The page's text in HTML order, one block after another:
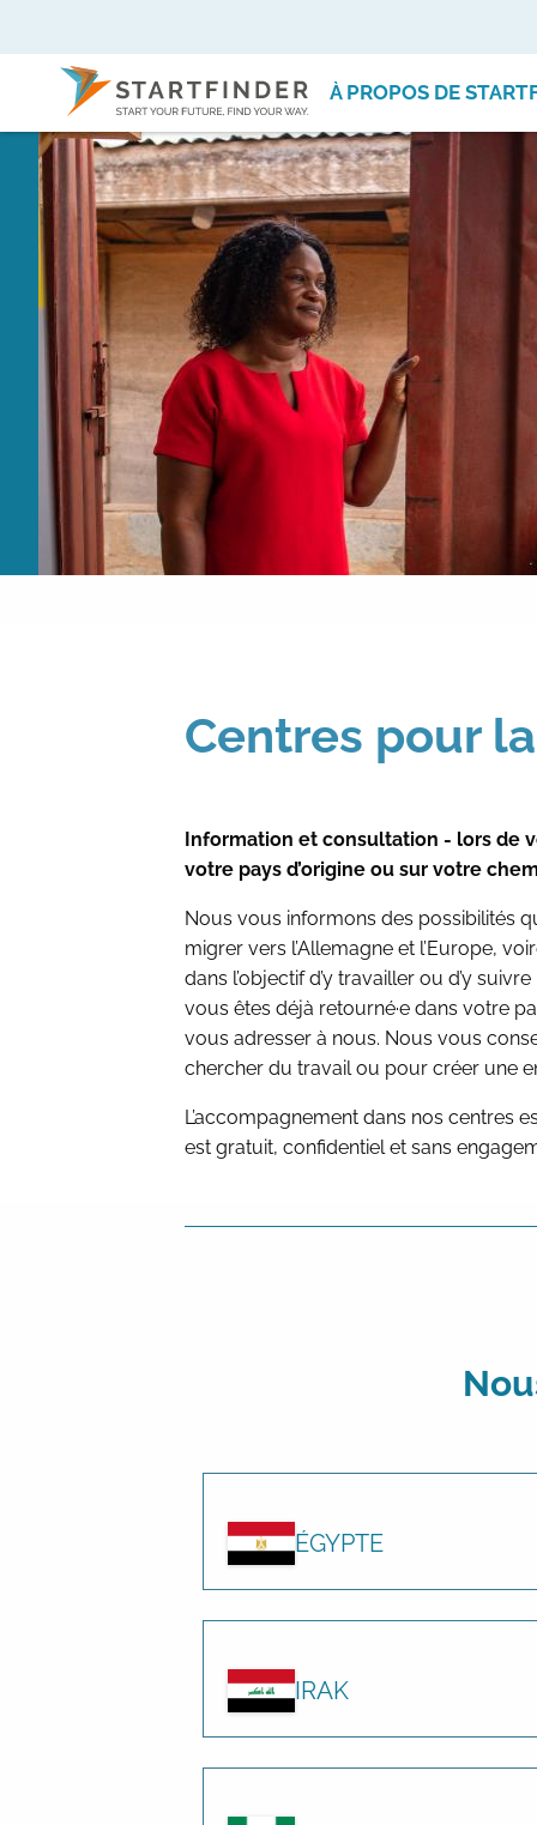
À PROPOS DE
Centres pour
Information et consultation - lors de
votre pays d’origine ou sur votre
Nous vous informons des possibilités
migrer vers l’Allemagne et l’Europe,
dans l’objectif d’y travailler ou d’y
vous êtes déjà retourné·e dans votre
vous adresser à nous. Nous vous
chercher du travail ou pour créer une
L’accompagnement dans nos centres
est gratuit, confidentiel et sans
ÉGYPTE
IRAK